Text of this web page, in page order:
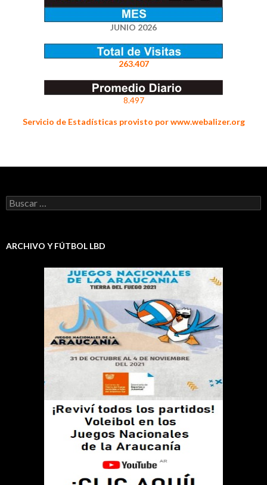
JUNIO 2026
263.407
8.497
Servicio de Estadísticas provisto por www.webalizer.org
Buscar:
ARCHIVO Y FÚTBOL LBD